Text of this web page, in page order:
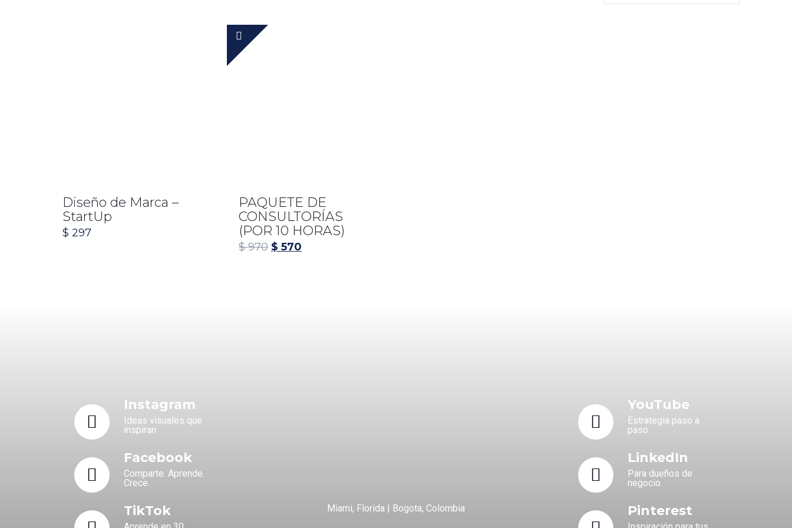
Diseño de Marca –
StartUp
$ 297
PAQUETE DE
CONSULTORÍAS
(POR 10 HORAS)
$970 $ 570
Instagram
Ideas visuales que
inspiran
Facebook
Comparte. Aprende.
Crece.
TikTok Miami, Florida | Bogota, Colombia
YouTube
Estrategia paso a
paso.
LinkedIn
Para dueños de
negocio.
Pinterest